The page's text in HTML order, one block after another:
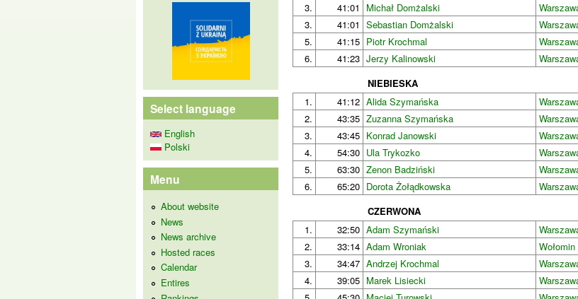
3.
41:01 Michał Domżalski
3.
41:01 Sebastian Domżalski
5.
41:15 Piotr Krochmal
6.
41:23 Jerzy Kalinowski
NIEBIESKA
1.
41:12 Alida Szymańska
2.
43:35 Zuzanna Szymańska
3.
43:45 Konrad Janowski
4.
54:30 Ula Trykozko
5.
63:30 Zenon Badziński
6.
65:20 Dorota Żołądkowska
CZERWONA
1.
32:50 Adam Szymański
2.
33:14 Adam Wroniak Wołomin
3.
34:47 Andrzej Krochmal
4.
39:05 Marek Lisiecki
Select language
English
Polski
Menu
About website
News
News archive
Hosted races
Calendar
Entires